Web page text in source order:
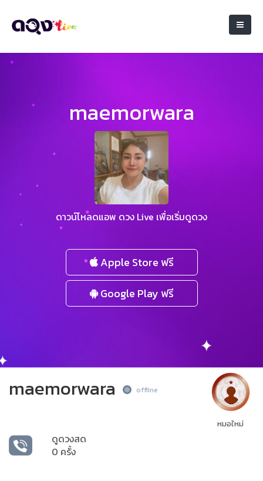
maemorwara
ดาวน์โหลดแอพ ดวง Live เพื่อเริ่มดูดวง
Apple Store ฟรี
Google Play ฟรี
maemorwara offline
ดูดวงสด
0 ครั้ง
หมอใหม่